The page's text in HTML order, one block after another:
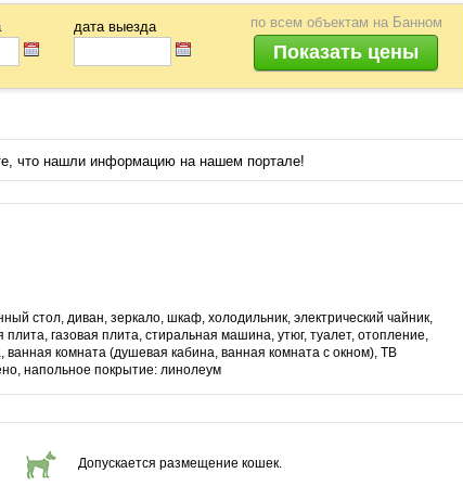
дата выезда по всем объектам на Банном
что нашли информацию на нашем портале!
стол, диван, зеркало, шкаф, холодильник, электрический чайник,
плита, газовая плита, стиральная машина, утюг, туалет, отопление,
ванная комната (душевая кабина, ванная комната с окном), ТВ
напольное покрытие: линолеум
Допускается размещение кошек.